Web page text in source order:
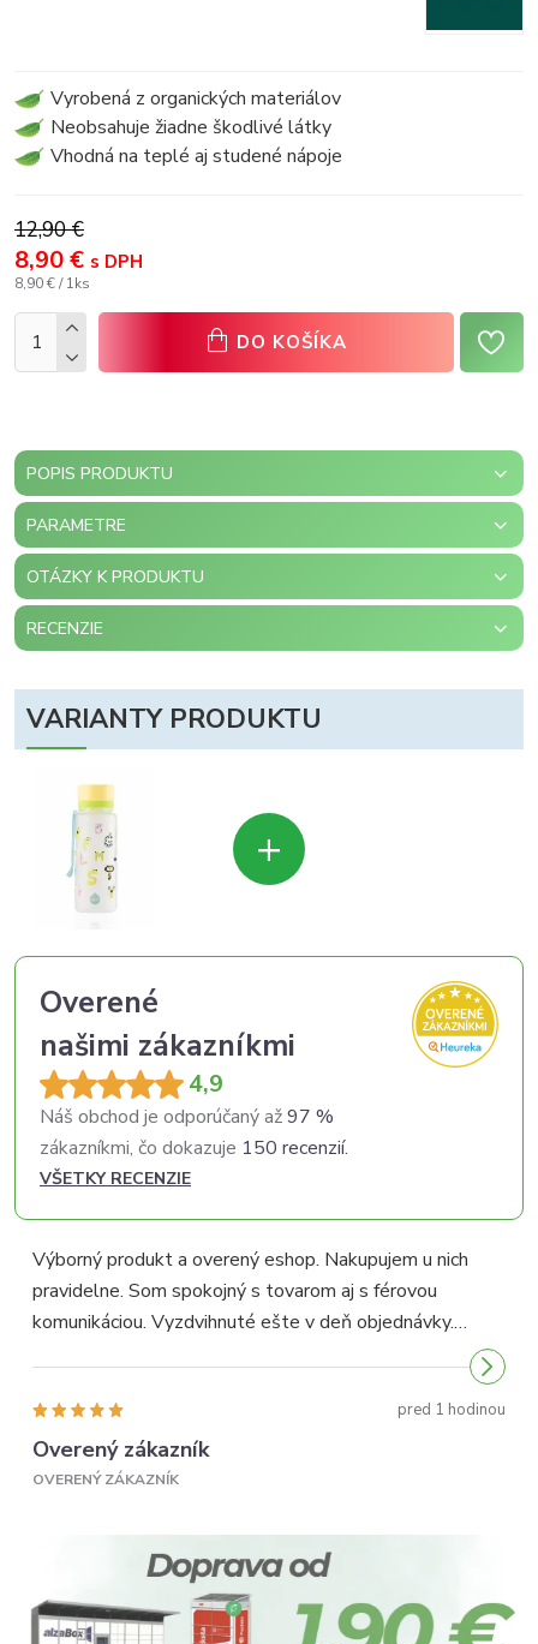
8,90 € s DPH
12,90 €
8,90 € / 1ks
Vyrobená z organických materiálov
Neobsahuje žiadne škodlivé látky
Vhodná na teplé aj studené nápoje
DO KOŠÍKA
POPIS PRODUKTU
PARAMETRE
OTÁZKY K PRODUKTU
RECENZIE
VARIANTY PRODUKTU
+
Overené
našimi zákazníkmi
4,9
Náš obchod je odporúčaný až97 %
zákazníkmi, čo dokazuje 150 recenzií.
VŠETKY RECENZIE
Výborný produkt a overený eshop. Nakupujem u nich
pravidelne. Som spokojný s tovarom aj s férovou
komunikáciou. Vyzdvihnuté ešte v deň objednávky.
pred 1 hodinou
Overený zákazník
OVERENÝ ZÁKAZNÍK